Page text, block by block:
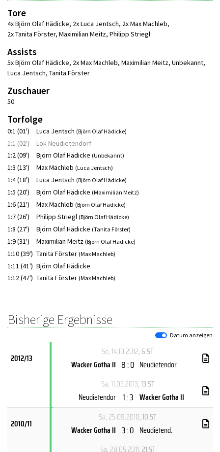
Tore
4x Björn Olaf Hädicke, 2x Luca Jentsch, 2x Max Machleb,
2x Tanita Förster, Maximilian Meitz, Philipp Striegl
Assists
5x Björn Olaf Hädicke, 2x Max Machleb, Maximilian Meitz, Unbekannt,
Luca Jentsch, Tanita Förster
Zuschauer
50
Torfolge
0:1 (01') Luca Jentsch (Björn Olaf Hädicke)
1:1 (02')
Lok Neudietendorf
1:2 (09')
Björn Olaf Hädicke (Unbekannt)
1:3 (13') Max Machleb (Luca Jentsch)
1:4 (18') Luca Jentsch (Björn Olaf Hädicke)
1:5 (20') Björn Olaf Hädicke (Maximilian Meitz)
1:6 (21') Max Machleb (Björn Olaf Hädicke)
1:7 (26') Philipp Striegl (Björn Olaf Hädicke)
1:8 (27') Björn Olaf Hädicke (Tanita Förster)
1:9 (31') Maximilian Meitz (Björn Olaf Hädicke)
1:10 (39') Tanita Förster (Max Machleb)
1:11 (41') Björn Olaf Hädicke
1:12 (47') Tanita Förster (Max Machleb)
Bisherige Ergebnisse
Datum anzeigen
2012/13
So, 14.10.2012, 6.ST
Wacker Gotha II 8 : 0 Neudietendor
Sa, 11.05.2013, 13.ST
Neudietendor 1 : 3 Wacker Gotha II
2010/11
Sa, 25.09.2010, 10.ST
Wacker Gotha II 3 : 0 Neudietend.
Sa, 28.05.2011, 21.ST